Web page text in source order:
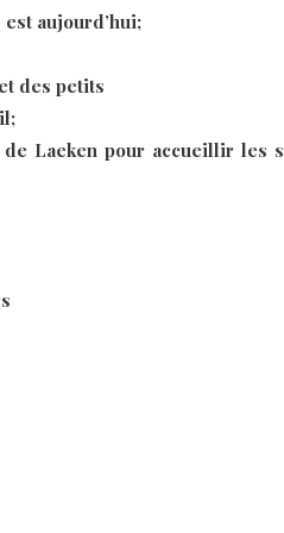
aujourd’hui;
des petits
Laeken pour accueillir les